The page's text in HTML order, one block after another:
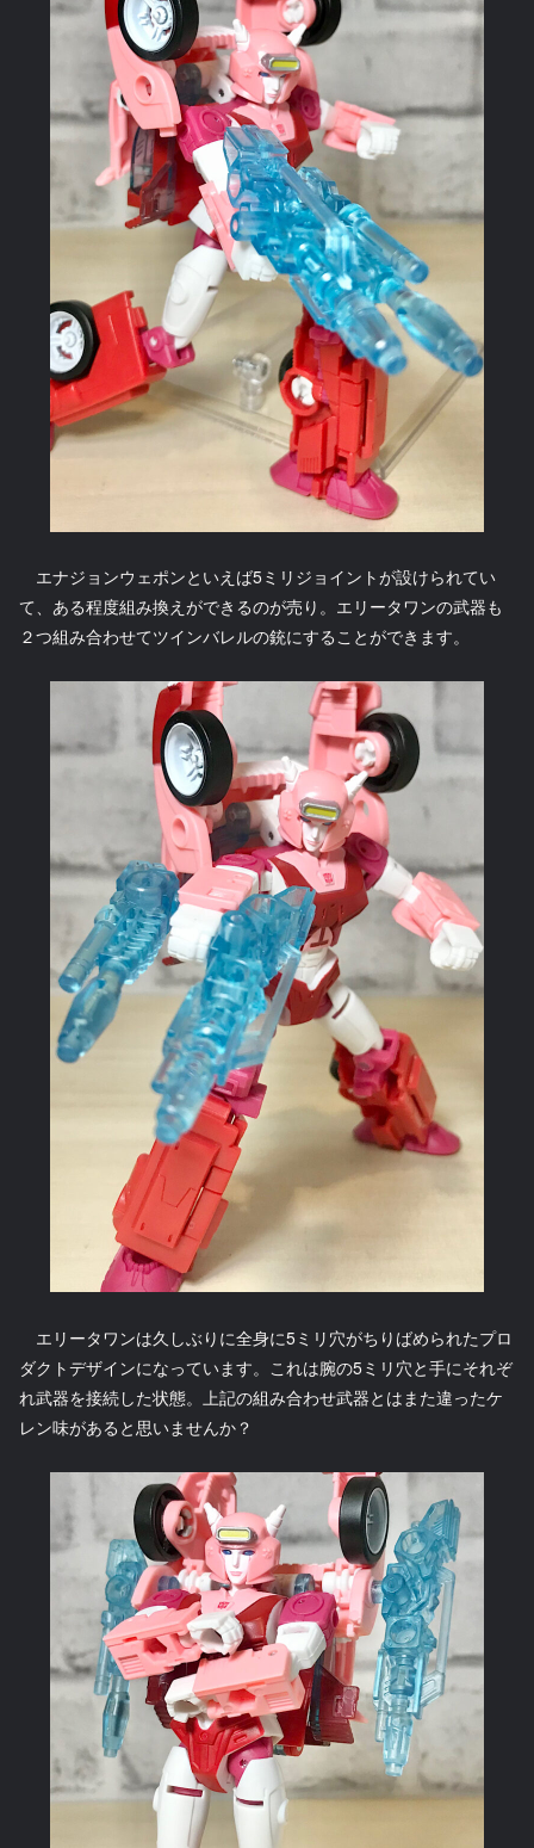
エナジョンウェポンといえば5ミリジョイントが設けられてい
て、ある程度組み換えができるのが売り。エリータワンの武器も
２つ組み合わせてツインバレルの銃にすることができます。
エリータワンは久しぶりに全身に5ミリ穴がちりばめられたプロ
ダクトデザインになっています。これは腕の5ミリ穴と手にそれぞ
れ武器を接続した状態。上記の組み合わせ武器とはまた違ったケ
レン味があると思いませんか？